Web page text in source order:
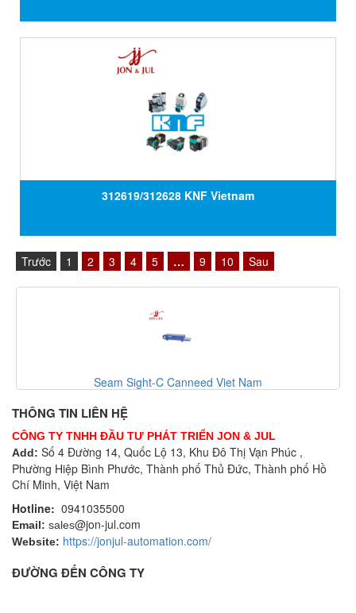
312619/312628 KNF Vietnam
Trước 1 2 3 4 5 … 9 10 Sau
List code 2 Xtralis Vietnam
THÔNG TIN LIÊN HỆ
CÔNG TY TNHH ĐẦU TƯ PHÁT TRIỂN JON & JUL
Add: Số 4 Đường 14, Quốc Lộ 13, Khu Đô Thị Vạn Phúc ,
Phường Hiệp Bình Phước, Thành phố Thủ Đức, Thành phố Hồ
Chí Minh, Việt Nam
Hotline: 0941035500
Email: sales@jon-jul.com
Website: https://jonjul-automation.com/
ĐƯỜNG ĐẾN CÔNG TY